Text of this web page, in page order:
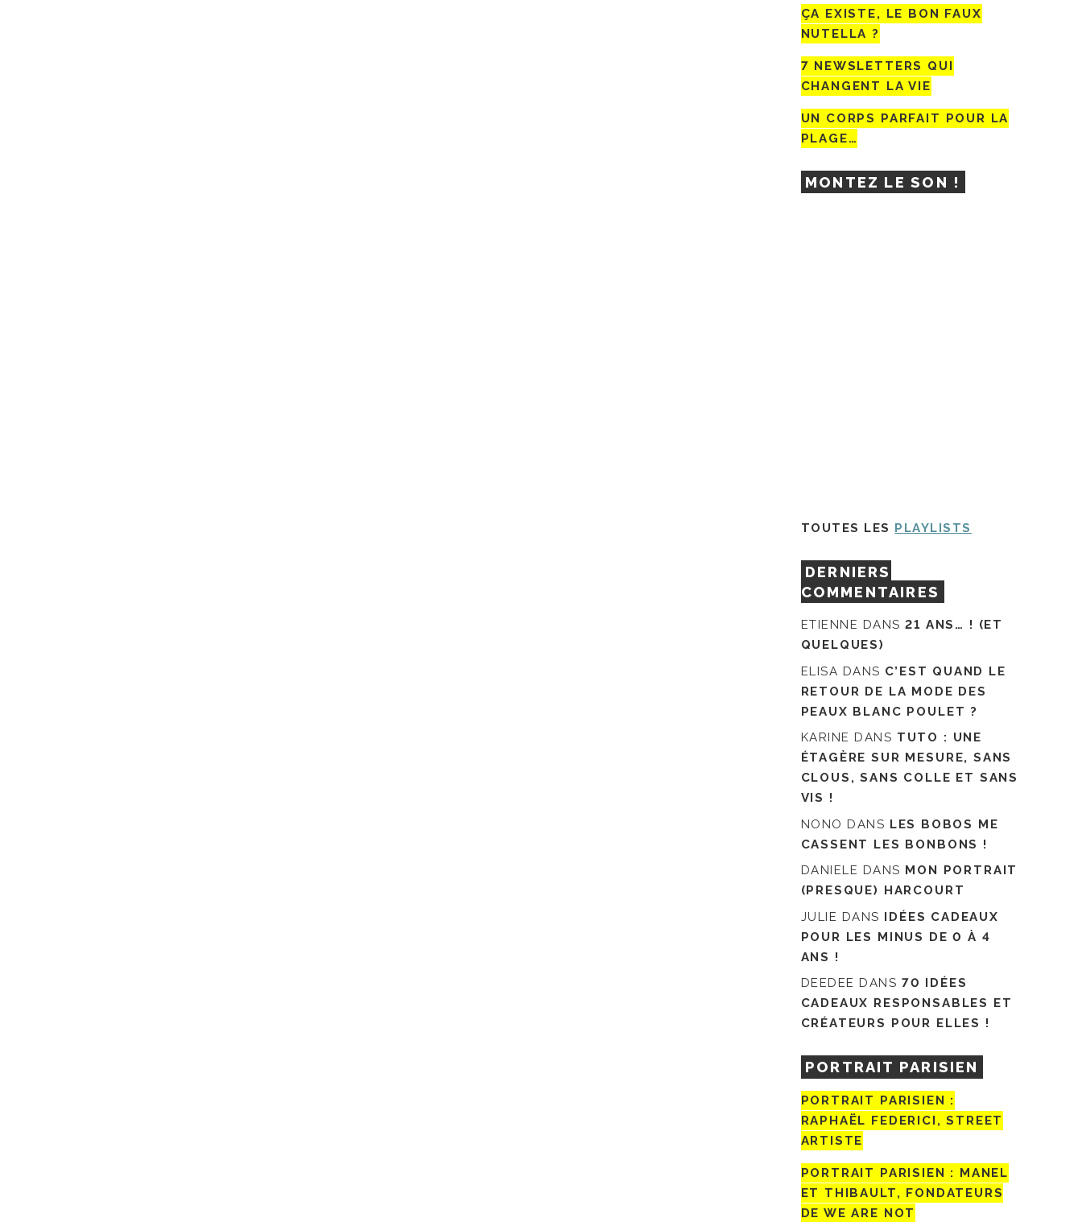
ÇA EXISTE, LE BON FAUX
NUTELLA ?
7 NEWSLETTERS QUI
CHANGENT LA VIE
UN CORPS PARFAIT POUR LA
PLAGE…
MONTEZ LE SON !
TOUTES LES PLAYLISTS
DERNIERS
COMMENTAIRES
ETIENNE DANS21 ANS… ! (ET
QUELQUES)
ELISA DANS C’EST QUAND LE
RETOUR DE LA MODE DES
PEAUX BLANC POULET ?
KARINE DANS TUTO : UNE
ÉTAGÈRE SUR MESURE, SANS
CLOUS, SANS COLLE ET SANS
VIS !
NONO DANS LES BOBOS ME
CASSENT LES BONBONS !
DANIELE DANS MON PORTRAIT
(PRESQUE) HARCOURT
JULIE DANS IDÉES CADEAUX
POUR LES MINUS DE 0 À 4
ANS !
DEEDEE DANS 70 IDÉES
CADEAUX RESPONSABLES ET
CRÉATEURS POUR ELLES !
PORTRAIT PARISIEN
PORTRAIT PARISIEN :
RAPHAËL FEDERICI, STREET
ARTISTE
PORTRAIT PARISIEN : MANEL
ET THIBAULT, FONDATEURS
DE WE ARE NOT